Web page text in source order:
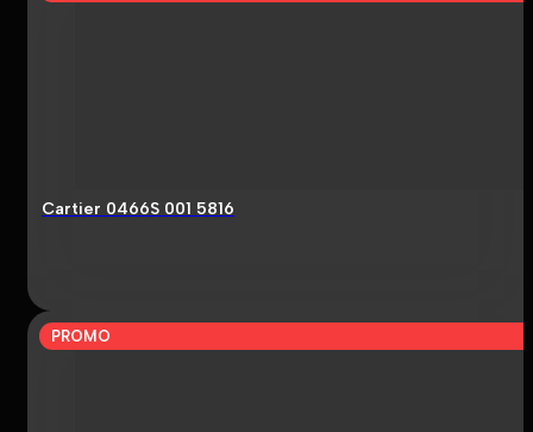
Cartier 0466S 001 5816
PROMO